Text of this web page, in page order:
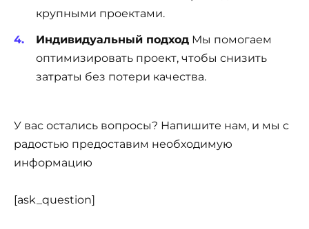
крупными проектами.
Индивидуальный подход Мы помогаем
оптимизировать проект, чтобы снизить
затраты без потери качества.
У вас остались вопросы? Напишите нам, и мы с
радостью предоставим необходимую
информацию
[ask_question]